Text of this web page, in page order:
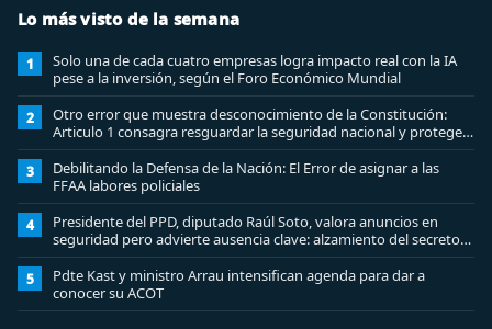
Lo más visto de la semana
1
Solo una de cada cuatro empresas logra impacto real con la IA
pese a la inversión, según el Foro Económico Mundial
2
Otro error que muestra desconocimiento de la Constitución:
Articulo 1 consagra resguardar la seguridad nacional y proteger
a los ciudadanos
3
Debilitando la Defensa de la Nación: El Error de asignar a las
FFAA labores policiales
4
Presidente del PPD, diputado Raúl Soto, valora anuncios en
seguridad pero advierte ausencia clave: alzamiento del secreto
bancario
5
Pdte Kast y ministro Arrau intensifican agenda para dar a
conocer su ACOT